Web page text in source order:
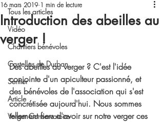
Tous les articles
Vidéo
Chantiers bénévoles
Castellas de Durban
Sentier
Article
Verger Conservatoire
Introduction des abeilles au
verger !
16 mars 2019 1 min de lecture
Des abeilles au verger ? C'est l'idée
conjointe d'un apiculteur passionné, et
des bénévoles de l'association qui s'est
concrétisée aujourd'hui. Nous sommes
tellement fiers d'avoir sur notre verger ces